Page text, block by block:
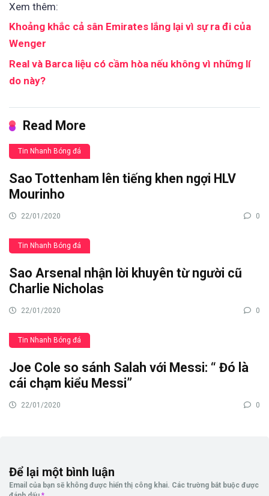
Xem thêm:
Khoảng khắc cả sân Emirates lắng lại vì sự ra đi của
Wenger
Real và Barca liệu có cầm hòa nếu không vì những lí
do này?
Read More
Tin Nhanh Bóng đá
Sao Tottenham lên tiếng khen ngợi HLV
Mourinho
22/01/2020 0
Tin Nhanh Bóng đá
Sao Arsenal nhận lời khuyên từ người cũ
Charlie Nicholas
22/01/2020 0
Tin Nhanh Bóng đá
Joe Cole so sánh Salah với Messi: “ Đó là
cái chạm kiểu Messi”
22/01/2020 0
Để lại một bình luận
Email của bạn sẽ không được hiển thị công khai. Các trường bắt buộc được